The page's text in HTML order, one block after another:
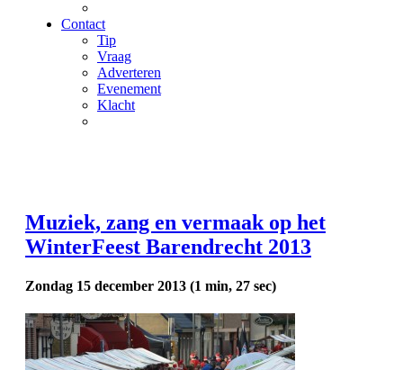
Contact
Tip
Vraag
Adverteren
Evenement
Klacht
Muziek, zang en vermaak op het
WinterFeest Barendrecht 2013
Zondag 15 december 2013 (1 min, 27 sec)